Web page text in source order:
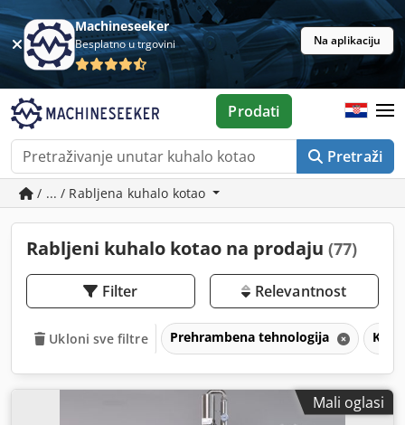
Machineseeker
Besplatno u trgovini Na aplikaciju
Pretraži
Prodati
/ ... / Rabljena kuhalo kotao
Rabljeni kuhalo kotao na prodaju (77)
Filter Relevantnost
Ukloni sve filtre Prehrambena tehnologija
Mali oglasi